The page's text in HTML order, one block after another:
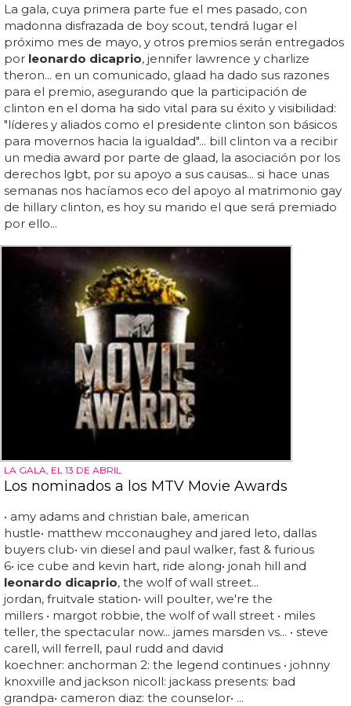
La gala, cuya primera parte fue el mes pasado, con
madonna disfrazada de boy scout, tendrá lugar el
próximo mes de mayo, y otros premios serán entregados
por leonardo dicaprio, jennifer lawrence y charlize
theron... en un comunicado, glaad ha dado sus razones
para el premio, asegurando que la participación de
clinton en el doma ha sido vital para su éxito y visibilidad:
"líderes y aliados como el presidente clinton son básicos
para movernos hacia la igualdad"... bill clinton va a recibir
un media award por parte de glaad, la asociación por los
derechos lgbt, por su apoyo a sus causas... si hace unas
semanas nos hacíamos eco del apoyo al matrimonio gay
de hillary clinton, es hoy su marido el que será premiado
por ello...
LA GALA, EL 13 DE ABRIL
Los nominados a los MTV Movie Awards
• amy adams and christian bale, american
hustle• matthew mcconaughey and jared leto, dallas
buyers club• vin diesel and paul walker, fast & furious
6• ice cube and kevin hart, ride along• jonah hill and
leonardo dicaprio, the wolf of wall street...
jordan, fruitvale station• will poulter, we're the
millers • margot robbie, the wolf of wall street • miles
teller, the spectacular now... james marsden vs... • steve
carell, will ferrell, paul rudd and david
koechner: anchorman 2: the legend continues • johnny
knoxville and jackson nicoll: jackass presents: bad
grandpa• cameron diaz: the counselor• ...